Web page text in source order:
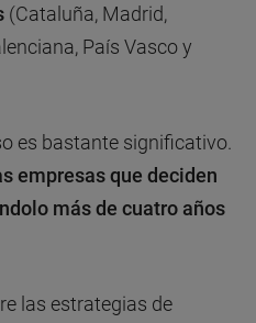
(Cataluña, Madrid,
País Vasco y
es bastante significativo.
empresas que deciden
más de cuatro años
las estrategias de